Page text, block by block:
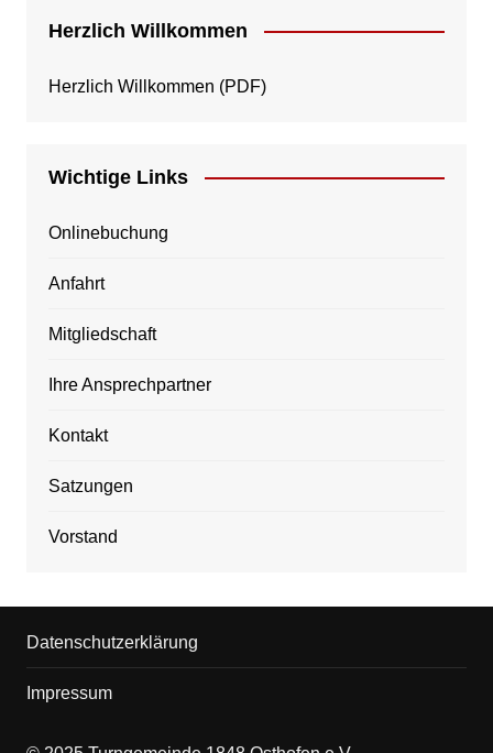
Herzlich Willkommen
Herzlich Willkommen (PDF)
Wichtige Links
Onlinebuchung
Anfahrt
Mitgliedschaft
Ihre Ansprechpartner
Kontakt
Satzungen
Vorstand
Datenschutzerklärung
Impressum